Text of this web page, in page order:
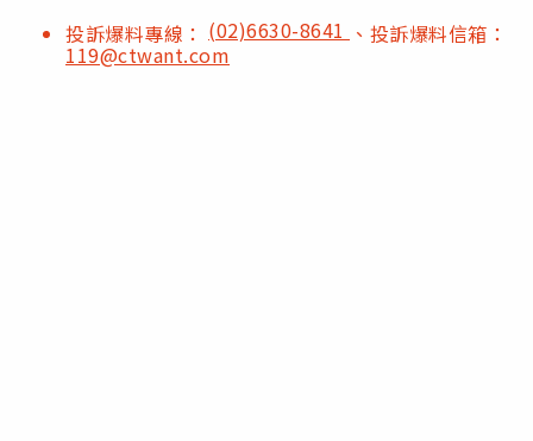
投訴爆料專線： (02)6630-8641 、投訴爆料信箱：
119@ctwant.com